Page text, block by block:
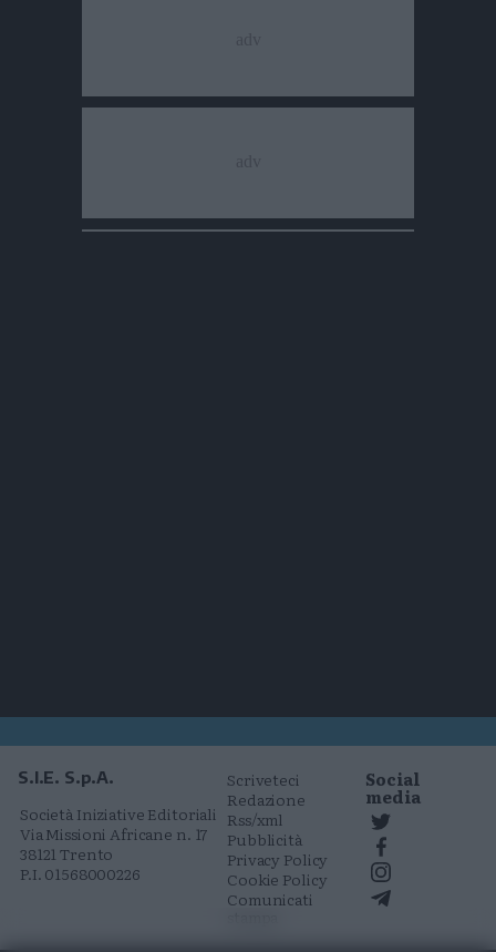
S.I.E. S.p.A.
Società Iniziative Editoriali
Via Missioni Africane n. 17
38121 Trento
P.I. 01568000226
Scriveteci
Redazione
Rss/xml
Pubblicità
Privacy Policy
Cookie Policy
Comunicati
Social
media